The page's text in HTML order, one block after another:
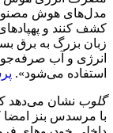
مدل‌های هوش
کشف کنند و
زبان بزرگ به برق
انرژی و آب
استفاده می‌شود».
گلوب نشان می‌دهد
با مرسدس بنز امضا